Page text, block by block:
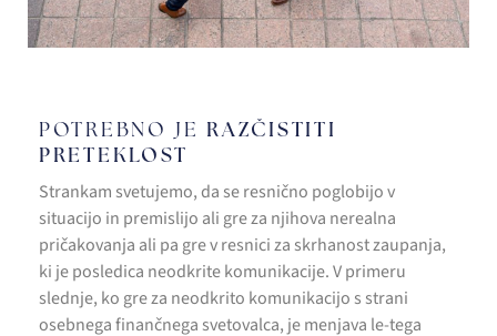
POTREBNO JE RAZČISTITI
PRETEKLOST
Strankam svetujemo, da se resnično poglobijo v
situacijo in premislijo ali gre za njihova nerealna
pričakovanja ali pa gre v resnici za skrhanost zaupanja,
ki je posledica neodkrite komunikacije. V primeru
slednje, ko gre za neodkrito komunikacijo s strani
osebnega finančnega svetovalca, je menjava le-tega